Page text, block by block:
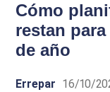
Cómo
restan
de año
Errepar 16/10/